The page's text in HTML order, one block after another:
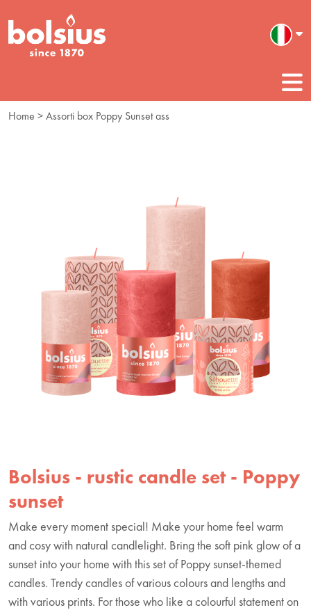
Home > Assorti box Poppy Sunset ass
Bolsius - rustic candle set - Poppy
sunset
Make every moment special! Make your home feel warm
and cosy with natural candlelight. Bring the soft pink glow of a
sunset into your home with this set of Poppy sunset-themed
candles. Trendy candles of various colours and lengths and
with various prints. For those who like a colourful statement on